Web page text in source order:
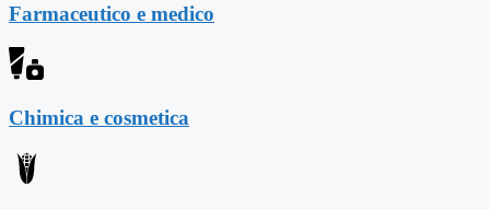
Farmaceutico e medico
Chimica e cosmetica